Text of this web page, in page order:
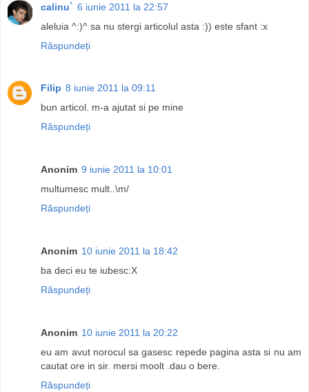
calinu` 6 iunie 2011 la 22:57
aleluia ^:)^ sa nu stergi articolul asta :)) este sfant :x
Răspundeți
Filip 8 iunie 2011 la 09:11
bun articol. m-a ajutat si pe mine
Răspundeți
Anonim 9 iunie 2011 la 10:01
multumesc mult..\m/
Răspundeți
Anonim 10 iunie 2011 la 18:42
ba deci eu te iubesc:X
Răspundeți
Anonim 10 iunie 2011 la 20:22
eu am avut norocul sa gasesc repede pagina asta si nu am
cautat ore in sir. mersi moolt .dau o bere.
Răspundeți